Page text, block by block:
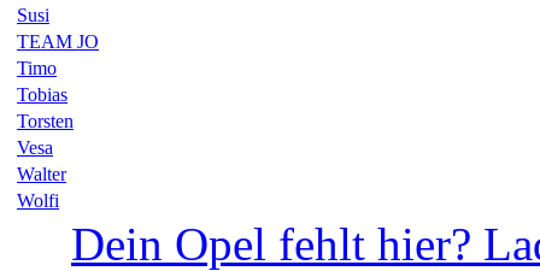
Susi
TEAM JO
Timo
Tobias
Torsten
Vesa
Walter
Wolfi
Dein Opel fehlt hier?